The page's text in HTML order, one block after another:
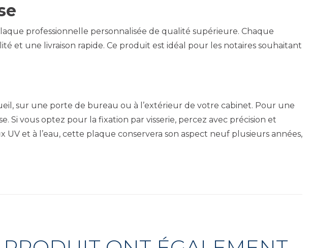
professionnelle personnalisée de qualité supérieure. Chaque
et une livraison rapide. Ce produit est idéal pour les notaires souhaitant
sur une porte de bureau ou à l’extérieur de votre cabinet. Pour une
Si vous optez pour la fixation par visserie, percez avec précision et
et à l’eau, cette plaque conservera son aspect neuf plusieurs années,